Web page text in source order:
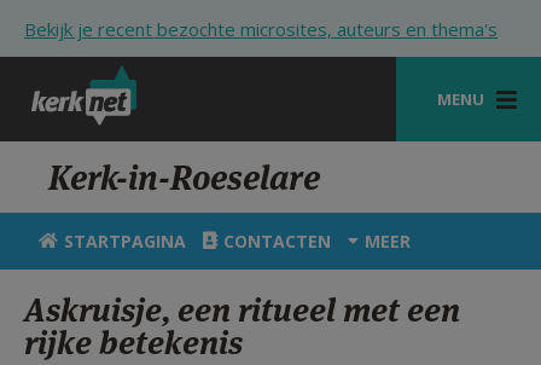
Bekijk je recent bezochte microsites, auteurs en thema's
MENU
STARTPAGINA
KERK
VIERINGEN
SHOP
Kerk-in-Roeselare
STARTPAGINA CONTACTEN MEER
Askruisje, een ritueel met een
rijke betekenis